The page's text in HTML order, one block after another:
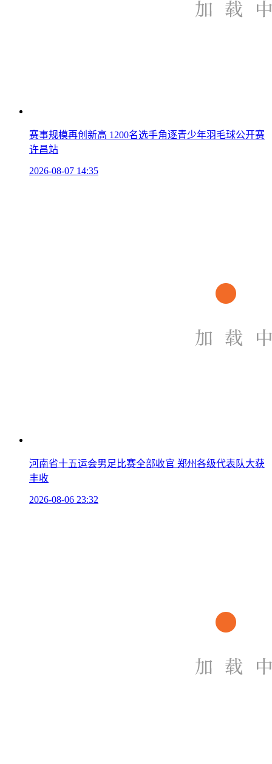
赛事规模再创新高 1200名选手角逐青少年羽毛球公开赛
许昌站
2026-08-07 14:35
河南省十五运会男足比赛全部收官 郑州各级代表队大获
丰收
2026-08-06 23:32